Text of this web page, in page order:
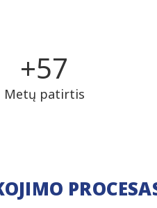
+58
Metų patirtis